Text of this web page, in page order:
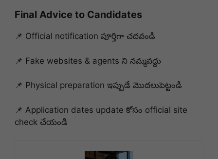
Final Advice to Candidates
📌 Official notification పూర్తిగా చదవండి
📌 Fake websites & agents ని నమ్మవద్దు
📌 Physical preparation ఇప్పుడే మొదలుపెట్టండి
📌 Application dates update కోసం official site
check చేయండి